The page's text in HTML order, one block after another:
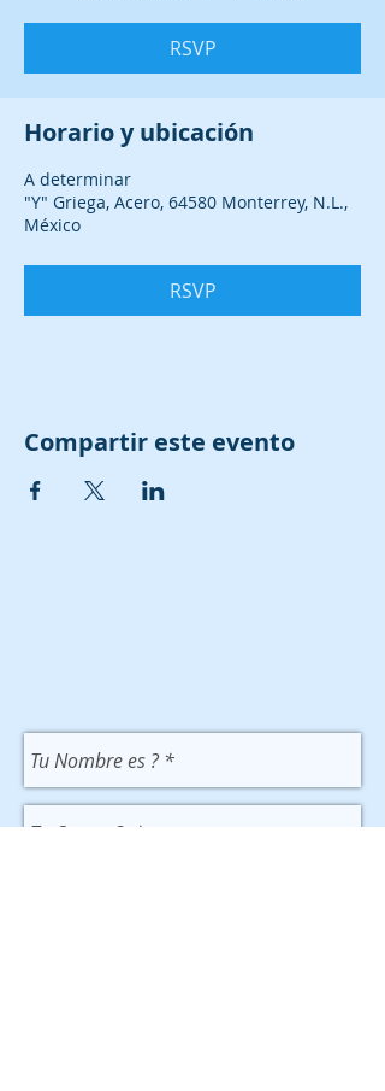
RSVP
Horario y ubicación
A determinar
"Y" Griega, Acero, 64580 Monterrey, N.L.,
México
RSVP
Compartir este evento